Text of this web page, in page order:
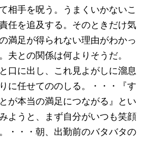
相手を呪う。うまくいかないこ
任を追及する。そのときだけ気
満足が得られない理由がわかっ
夫との関係は何よりそうだ。
口に出し、これ見よがしに溜息
に任せてののしる。・・・『す
が本当の満足につながる』とい
ようと、まず自分がいつも笑顔
・・・朝、出勤前のバタバタの